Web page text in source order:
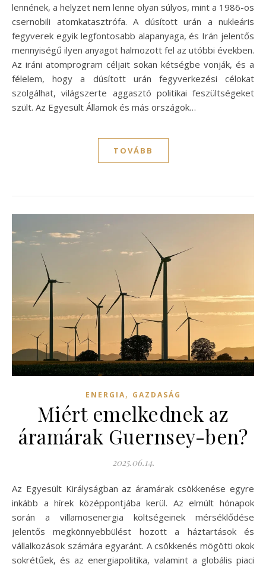
lennének, a helyzet nem lenne olyan súlyos, mint a 1986-os
csernobili atomkatasztrófa. A dúsított urán a nukleáris
fegyverek egyik legfontosabb alapanyaga, és Irán jelentős
mennyiségű ilyen anyagot halmozott fel az utóbbi években.
Az iráni atomprogram céljait sokan kétségbe vonják, és a
félelem, hogy a dúsított urán fegyverkezési célokat
szolgálhat, világszerte aggasztó politikai feszültségeket
szült. Az Egyesült Államok és más országok…
TOVÁBB
ENERGIA, GAZDASÁG
Miért emelkednek az
áramárak Guernsey-ben?
2025.06.14.
Az Egyesült Királyságban az áramárak csökkenése egyre
inkább a hírek középpontjába kerül. Az elmúlt hónapok
során a villamosenergia költségeinek mérséklődése
jelentős megkönnyebbülést hozott a háztartások és
vállalkozások számára egyaránt. A csökkenés mögötti okok
sokrétűek, és az energiapolitika, valamint a globális piaci